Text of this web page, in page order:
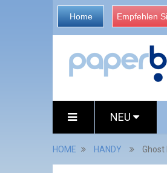
Home Empfehlen
NEU
HOME HANDY Ghost